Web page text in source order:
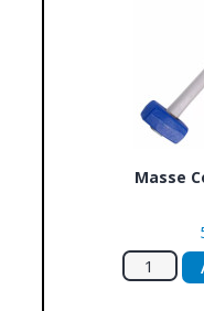
Masse